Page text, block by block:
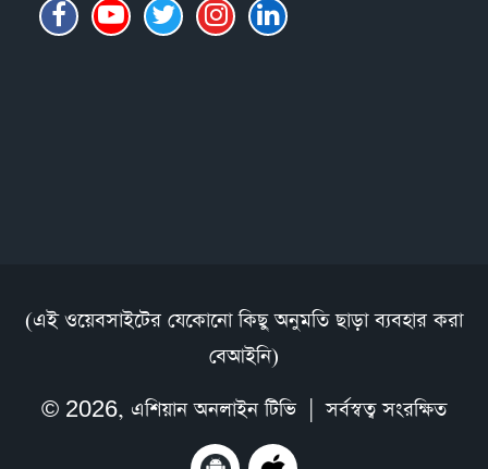
(এই ওয়েবসাইটের যেকোনো কিছু অনুমতি ছাড়া ব্যবহার করা
বেআইনি)
© 2026, এশিয়ান অনলাইন টিভি| সর্বস্বত্ব সংরক্ষিত